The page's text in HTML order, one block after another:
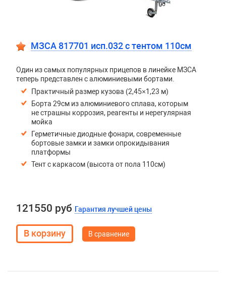
МЗСА 817701 исп.032 с тентом 110см
Один из самых популярных прицепов в линейке МЗСА
теперь представлен с алюминиевыми бортами.
Практичный размер кузова (2,45×1,23 м)
Борта 29см из алюминиевого сплава, которым
не страшны коррозия, реагенты и нерегулярная
мойка
Герметичные диодные фонари, современные
бортовые замки и замки опрокидывания
платформы
Тент с каркасом (высота от пола 110см)
121550 руб Гарантия лучшей цены
В сравнение